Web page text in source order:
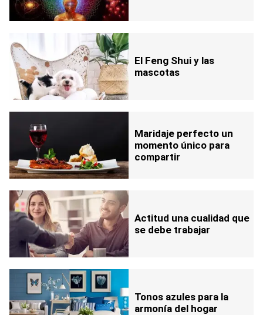
El Feng Shui y las
mascotas
Maridaje perfecto un
momento único para
compartir
Actitud una cualidad que
se debe trabajar
Tonos azules para la
armonía del hogar